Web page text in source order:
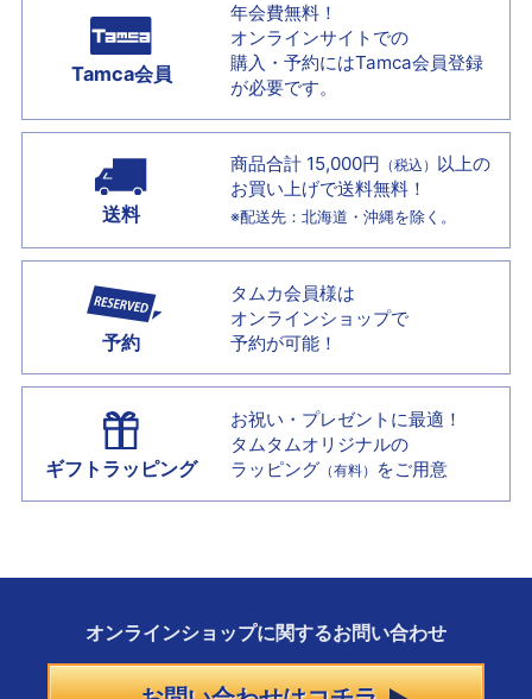
Tamca会員
年会費無料！
オンラインサイトでの
購入・予約にはTamca会員登録
が必要です。
送料
商品合計 15,000円 （税込） 以上の
お買い上げで送料無料！
※配送先：北海道・沖縄を除く。
予約
タムカ会員様は
オンラインショップで
予約が可能！
ギフトラッピング
お祝い・プレゼントに最適！
タムタムオリジナルの
ラッピング （有料） をご用意
オンラインショップに関するお問い合わせ